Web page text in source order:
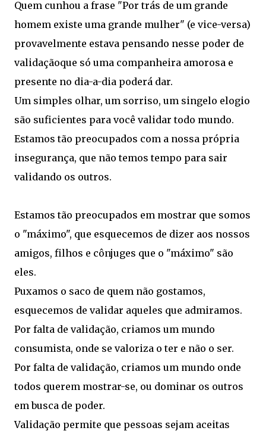
Quem cunhou a frase "Por trás de um grande
homem existe uma grande mulher" (e vice-versa)
provavelmente estava pensando nesse poder de
validaçãoque só uma companheira amorosa e
presente no dia-a-dia poderá dar.
Um simples olhar, um sorriso, um singelo elogio
são suficientes para você validar todo mundo.
Estamos tão preocupados com a nossa própria
insegurança, que não temos tempo para sair
validando os outros.
Estamos tão preocupados em mostrar que somos
o "máximo", que esquecemos de dizer aos nossos
amigos, filhos e cônjuges que o "máximo" são
eles.
Puxamos o saco de quem não gostamos,
esquecemos de validar aqueles que admiramos.
Por falta de validação, criamos um mundo
consumista, onde se valoriza o ter e não o ser.
Por falta de validação, criamos um mundo onde
todos querem mostrar-se, ou dominar os outros
em busca de poder.
Validação permite que pessoas sejam aceitas